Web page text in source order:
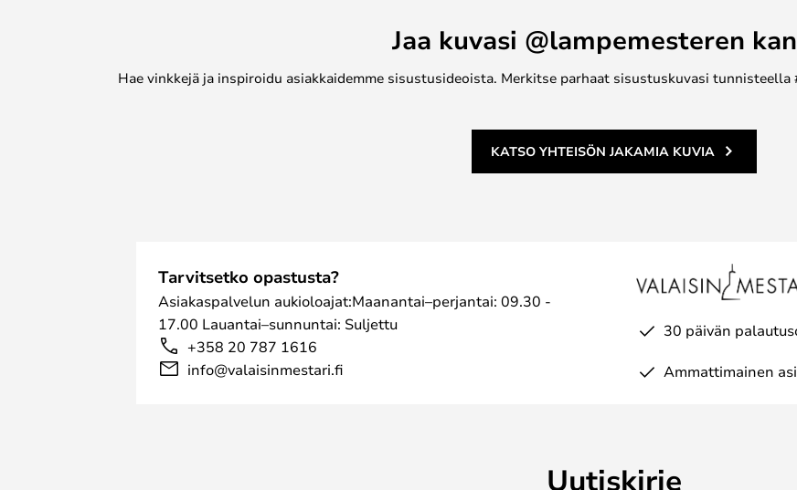
Jaa kuvasi @lampemesteren
Hae vinkkejä ja inspiroidu asiakkaidemme sisustusideoista. Merkitse parhaat sisustuskuvasi
KATSO YHTEISÖN JAKAMIA KUVIA
Tarvitsetko opastusta?
Asiakaspalvelun aukioloajat:Maanantai–perjantai: 09.30 -
17.00 Lauantai–sunnuntai: Suljettu
+358 20 787 1616
info@valaisinmestari.fi
30 päivän
Ammattimainen
Uutiskirje